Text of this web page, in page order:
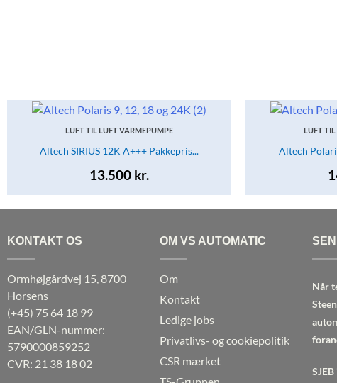
LUFT TIL LUFT VARMEPUMPE
Altech SIRIUS 12K A+++ Pakkepris...
13.500 kr.
LUFT
Altech
KONTAKT OS
Ormhøjgårdvej 15, 8700
Horsens
(+45) 75 64 18 99
EAN/GLN-nummer:
5790000859252
CVR: 21 38 18 02
OM VS AUTOMATIC
Om
Kontakt
Ledige jobs
Privatlivs- og cookiepolitik
CSR mærket
Når